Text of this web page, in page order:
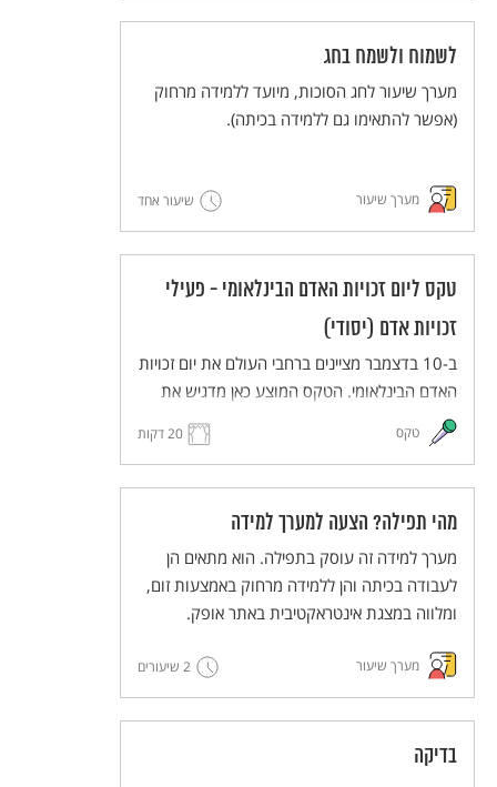
לשמוח ולשמח בחג
מערך שיעור לחג הסוכות, מיועד ללמידה מרחוק
(אפשר להתאימו גם ללמידה בכיתה).
מערך שיעור שיעור אחד
טקס ליום זכויות האדם הבינלאומי - פעילי
זכויות אדם (יסודי)
ב-10 בדצמבר מציינים ברחבי העולם את יום זכויות
האדם הבינלאומי. הטקס המוצע כאן מדגיש את
העשייה של פעילים למען זכויות אדם. הטקס
יתקיים בפורמט כיתתי בכיתות בית הספר השונות
הטקס מותאם ללמידה מרחוק, וניתן להתאימו גם
ללמידה בכיתה.
טקס 20 דקות
מהי תפילה? הצעה למערך למידה
מערך למידה זה עוסק בתפילה. הוא מתאים הן
לעבודה בכיתה והן ללמידה מרחוק באמצעות זום,
ומלווה במצגת אינטראקטיבית באתר אופק.
מערך שיעור 2 שיעורים
בדיקה